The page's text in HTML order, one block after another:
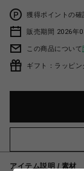
獲得ポイントの確
販売期間 2026年
この商品について
ギフト：ラッピン
アイテム説明 / 素材